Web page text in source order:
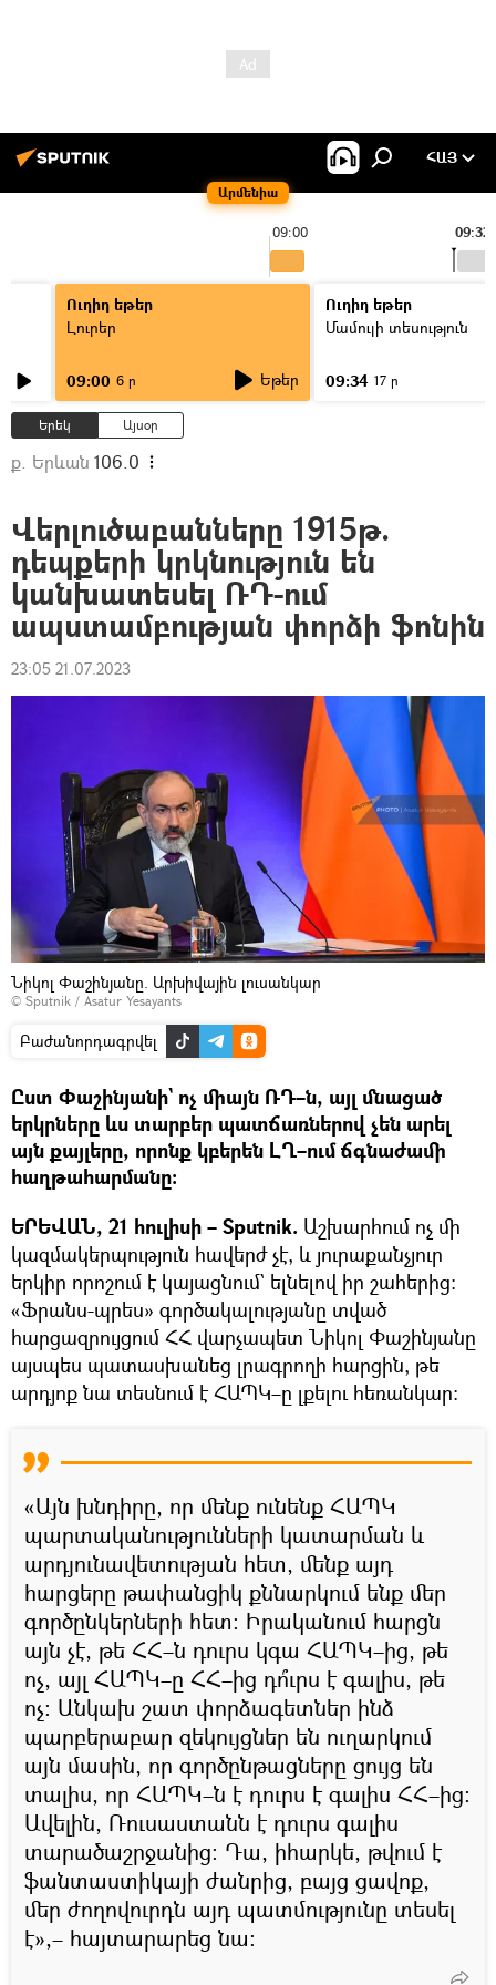
Արմենիա
ՀԱՅ
09:00 09:32
Ուղիղ եթեր
Լուրեր
09:00 6 ր Եթեր
Ուղիղ եթեր
Մամուլի տեսություն
09:34 17 ր
Երեկ Այսօր
ք. Երևան 106.0
Վերլուծաբանները 1915թ.
դեպքերի կրկնություն են
կանխատեսել ՌԴ-ում
ապստամբության փորձի ֆոնին
23:05 21.07.2023
Նիկոլ Փաշինյանը. Արխիվային լուսանկար
© Sputnik / Asatur Yesayants
Բաժանորդագրվել
Ըստ Փաշինյանի` ոչ միայն ՌԴ–ն, այլ մնացած
երկրները ևս տարբեր պատճառներով չեն արել
այն քայլերը, որոնք կբերեն ԼՂ–ում ճգնաժամի
հաղթահարմանը։
ԵՐԵՎԱՆ, 21 հուլիսի – Sputnik. Աշխարհում ոչ մի
կազմակերպություն հավերժ չէ, և յուրաքանչյուր
երկիր որոշում է կայացնում` ելնելով իր շահերից։
«Ֆրանս-պրես» գործակալությանը տված
հարցազրույցում ՀՀ վարչապետ Նիկոլ Փաշինյանը
այսպես պատասխանեց լրագրողի հարցին, թե
արդյոք նա տեսնում է ՀԱՊԿ–ը լքելու հեռանկար։
«Այն խնդիրը, որ մենք ունենք ՀԱՊԿ
պարտականությունների կատարման և
արդյունավետության հետ, մենք այդ
հարցերը թափանցիկ քննարկում ենք մեր
գործընկերների հետ։ Իրականում հարցն
այն չէ, թե ՀՀ–ն դուրս կգա ՀԱՊԿ–ից, թե
ոչ, այլ ՀԱՊԿ–ը ՀՀ–ից դո՞ւրս է գալիս, թե
ոչ։ Անկախ շատ փորձագետներ ինձ
պարբերաբար զեկույցներ են ուղարկում
այն մասին, որ գործընթացները ցույց են
տալիս, որ ՀԱՊԿ–ն է դուրս է գալիս ՀՀ–ից։
Ավելին, Ռուսաստանն է դուրս գալիս
տարածաշրջանից։ Դա, իհարկե, թվում է
ֆանտաստիկայի ժանրից, բայց ցավոք,
մեր ժողովուրդն այդ պատմությունը տեսել
է»,– հայտարարեց նա: